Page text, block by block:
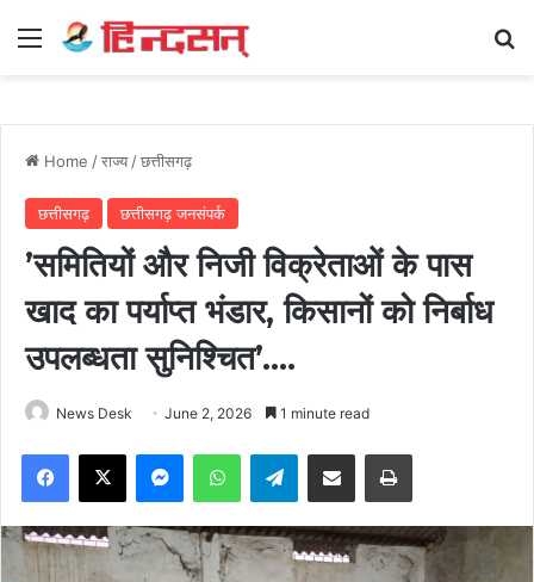
Menu
Home /राज्य /छत्तीसगढ़
छत्तीसगढ़ छत्तीसगढ़ जनसंपर्क
’समितियों और निजी विक्रेताओं के पास
खाद का पर्याप्त भंडार, किसानों को निर्बाध
उपलब्धता सुनिश्चित’….
News Desk June 2, 2026 1 minute read
Facebook
X MessengerWhatsAppTelegramShare via Email Print